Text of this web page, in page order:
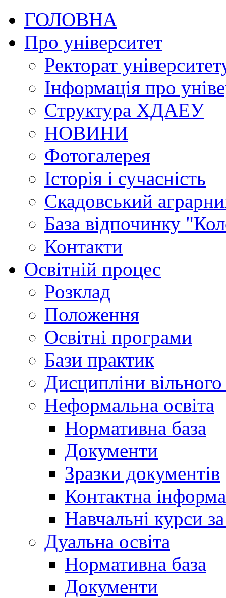
ГОЛОВНА
Про університет
Ректорат
Інформація про
Структура ХДАЕУ
НОВИНИ
Фотогалерея
Історія і сучасність
Скадовський
База відпочинку
Контакти
Освітній процес
Розклад
Положення
Освітні програми
Бази практик
Дисципліни
Неформальна освіта
Нормативна база
Документи
Зразки документів
Контактна
Навчальні курси
Дуальна освіта
Нормативна база
Документи